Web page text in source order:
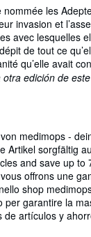
les
invasion et
avec lesquelles
de tout ce
qu’elle avait
edición de
medimops -
Artikel sorgfältig
and save up
offrons une
shop
garantire la
artículos y